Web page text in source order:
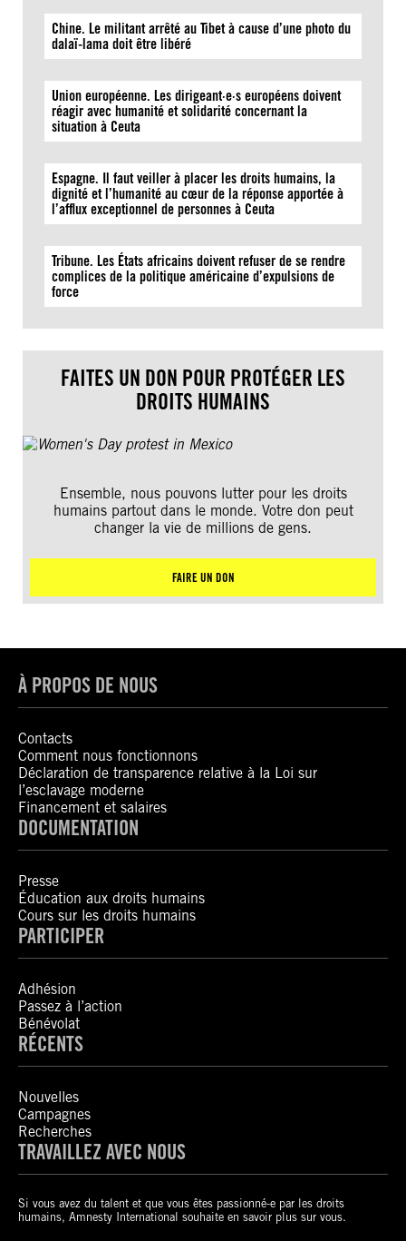
Chine. Le militant arrêté au Tibet à cause d’une photo du
dalaï-lama doit être libéré
Union européenne. Les dirigeant·e·s européens doivent
réagir avec humanité et solidarité concernant la
situation à Ceuta
Espagne. Il faut veiller à placer les droits humains, la
dignité et l’humanité au cœur de la réponse apportée à
l’afflux exceptionnel de personnes à Ceuta
Tribune. Les États africains doivent refuser de se rendre
complices de la politique américaine d’expulsions de
force
FAITES UN DON POUR PROTÉGER LES
DROITS HUMAINS
Ensemble, nous pouvons lutter pour les droits
humains partout dans le monde. Votre don peut
changer la vie de millions de gens.
FAIRE UN DON
À PROPOS DE NOUS
Contacts
Comment nous fonctionnons
Déclaration de transparence relative à la Loi sur
l’esclavage moderne
Financement et salaires
DOCUMENTATION
Presse
Éducation aux droits humains
Cours sur les droits humains
PARTICIPER
Adhésion
Passez à l’action
Bénévolat
RÉCENTS
Nouvelles
Campagnes
Recherches
TRAVAILLEZ AVEC NOUS
Si vous avez du talent et que vous êtes passionné-e par les droits
humains, Amnesty International souhaite en savoir plus sur vous.